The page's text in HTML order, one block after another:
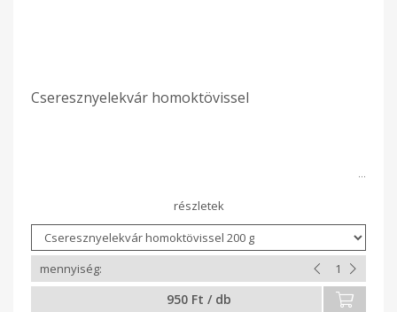
Cseresznyelekvár homoktövissel
950 Ft / db